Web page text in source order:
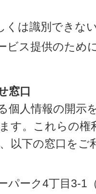
くは識別できな
ビス提供のため
窓口
個人情報の開示
す。これらの権
以下の窓口をご
パーク4丁目3-1